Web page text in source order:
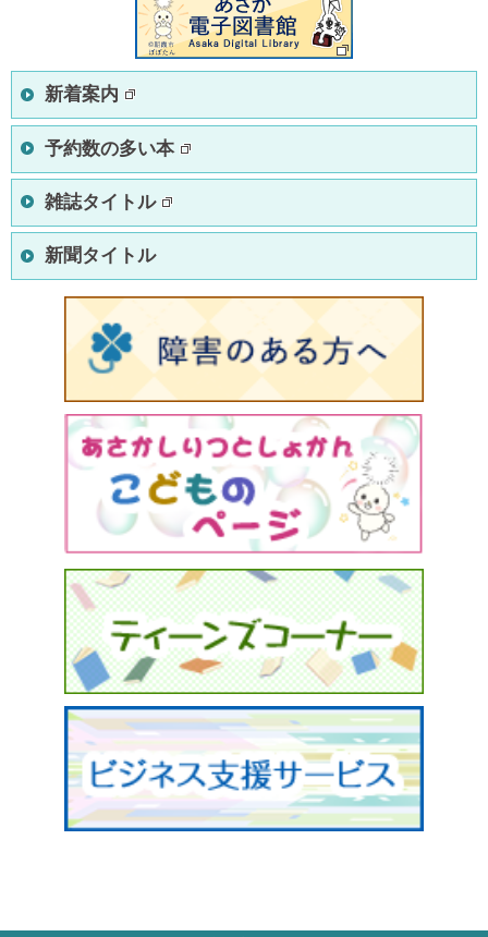
新着案内
予約数の多い本
雑誌タイトル
新聞タイトル